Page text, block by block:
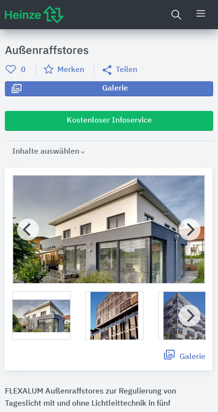
Außenraffstores
0 Merken Teilen
Galerie
Kostenloser Infoservice
Inhalte auswählen
Galerie
FLEXALUM Außenraffstores zur Regulierung von
Tageslicht mit und ohne Lichtleittechnik in fünf